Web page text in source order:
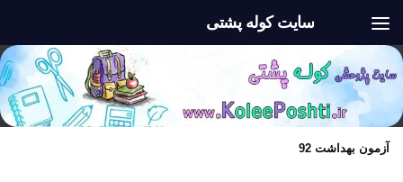
سایت کوله پشتی
آزمون بهداشت 92